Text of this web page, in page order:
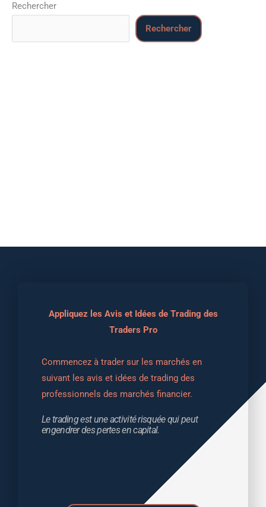
Rechercher
Rechercher
Appliquez les Avis et Idées de Trading des
Traders Pro
Commencez à trader sur les marchés en
suivant les avis et idées de trading des
professionnels des marchés financier.
Le trading est une activité risquée qui peut
engendrer des pertes en capital.